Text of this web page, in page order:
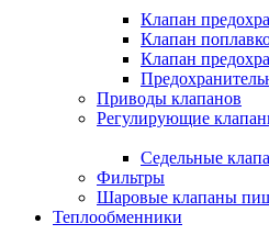
Клапан
Клапан
Клапан
Приводы клапанов
Регулирующие
Седельные
Фильтры
Шаровые клапаны
Теплообменники